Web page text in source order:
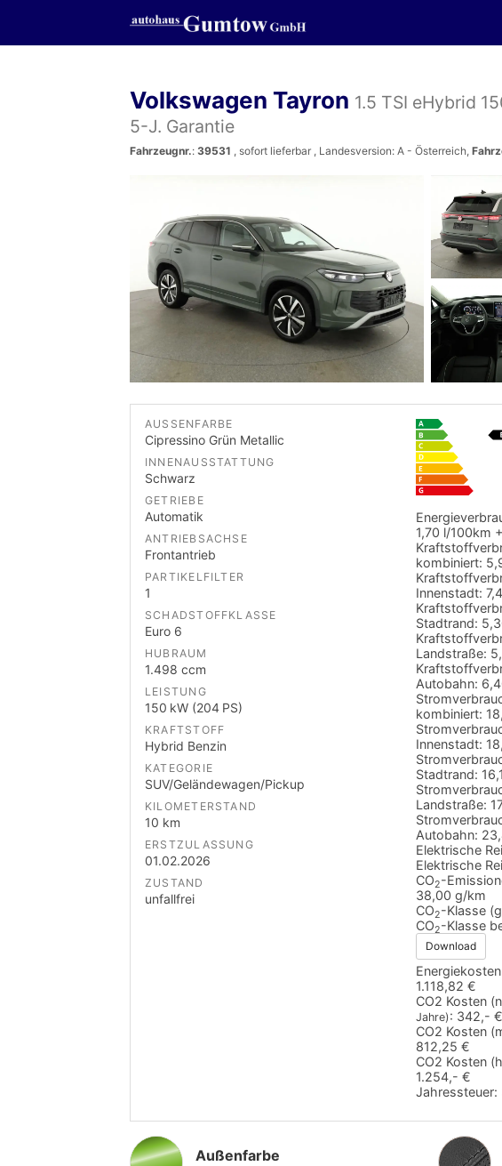
Volkswagen Tayron 1.5 TSI eHybrid
5-J. Garantie
Fahrzeugnr.: 39531 , sofort lieferbar , Landesversion: A - Österreich,
AUSSENFARBE
Cipressino Grün Metallic
INNENAUSSTATTUNG
Schwarz
GETRIEBE
Automatik
ANTRIEBSACHSE
Frontantrieb
PARTIKELFILTER
1
SCHADSTOFFKLASSE
Euro 6
HUBRAUM
1.498 ccm
LEISTUNG
150 kW (204 PS)
KRAFTSTOFF
Hybrid Benzin
KATEGORIE
SUV/Geländewagen/Pickup
KILOMETERSTAND
10 km
ERSTZULASSUNG
01.02.2026
ZUSTAND
unfallfrei
1,70 l/100km
kombiniert:
Innenstadt:
Stadtrand:
Landstraße:
Autobahn:
kombiniert:
Innenstadt:
Stadtrand:
Landstraße:
Autobahn:
Elektrische
Elektrische
CO2-
38,00 g/km
CO2-Klasse
CO2-Klasse
Download
1.118,82 €
CO2 Kosten
Jahre): 342,- €
CO2 Kosten
812,25 €
CO2 Kosten
1.254,- €
Jahressteuer:
Außenfarbe